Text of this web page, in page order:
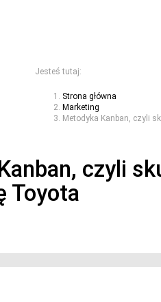
Jesteś tutaj:
Strona główna
Marketing
Metodyka Kanban, czyli
czyli
Toyota